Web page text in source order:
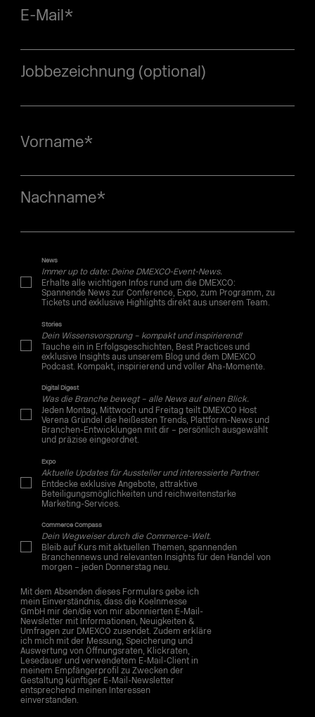
E-Mail*
Jobbezeichnung (optional)
Vorname*
Nachname*
News
Immer up to date: Deine DMEXCO-Event-News.
Erhalte alle wichtigen Infos rund um die DMEXCO:
Spannende News zur Conference, Expo, zum Programm, zu
Tickets und exklusive Highlights direkt aus unserem Team.
Stories
Dein Wissensvorsprung – kompakt und inspirierend!
Tauche ein in Erfolgsgeschichten, Best Practices und
exklusive Insights aus unserem Blog und dem DMEXCO
Podcast. Kompakt, inspirierend und voller Aha-Momente.
Digital Digest
Was die Branche bewegt – alle News auf einen Blick.
Jeden Montag, Mittwoch und Freitag teilt DMEXCO Host
Verena Gründel die heißesten Trends, Plattform-News und
Branchen-Entwicklungen mit dir – persönlich ausgewählt
und präzise eingeordnet.
Expo
Aktuelle Updates für Aussteller und interessierte Partner.
Entdecke exklusive Angebote, attraktive
Beteiligungsmöglichkeiten und reichweitenstarke
Marketing-Services.
Commerce Compass
Dein Wegweiser durch die Commerce-Welt.
Bleib auf Kurs mit aktuellen Themen, spannenden
Branchennews und relevanten Insights für den Handel von
morgen – jeden Donnerstag neu.
Mit dem Absenden dieses Formulars gebe ich
mein Einverständnis, dass die Koelnmesse
GmbH mir den/die von mir abonnierten E-Mail-
Newsletter mit Informationen, Neuigkeiten &
Umfragen zur DMEXCO zusendet. Zudem erkläre
ich mich mit der Messung, Speicherung und
Auswertung von Öffnungsraten, Klickraten,
Lesedauer und verwendetem E-Mail-Client in
meinem Empfängerprofil zu Zwecken der
Gestaltung künftiger E-Mail-Newsletter
entsprechend meinen Interessen
einverstanden.